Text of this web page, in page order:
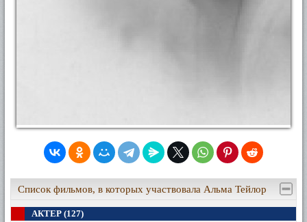
Список фильмов, в которых участвовала Альма Тейлор
АКТЕР (127)